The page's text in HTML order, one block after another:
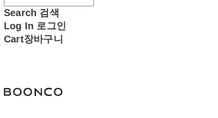
Search 검색
Log In 로그인
Cart장바구니